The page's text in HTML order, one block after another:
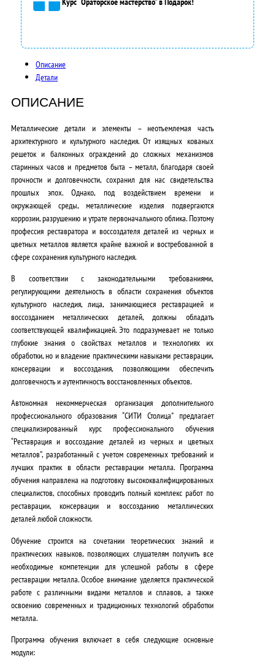
5
0
0
0
,
0
0
₽
.
Описание
Детали
ОПИСАНИЕ
Металлические детали и элементы – неотъемлемая часть
архитектурного и культурного наследия. От изящных кованых
решеток и балконных ограждений до сложных механизмов
старинных часов и предметов быта – металл, благодаря своей
прочности и долговечности, сохранил для нас свидетельства
прошлых эпох. Однако, под воздействием времени и
окружающей среды, металлические изделия подвергаются
коррозии, разрушению и утрате первоначального облика. Поэтому
профессия реставратора и воссоздателя деталей из черных и
цветных металлов является крайне важной и востребованной в
сфере сохранения культурного наследия.
В соответствии с законодательными требованиями,
регулирующими деятельность в области сохранения объектов
культурного наследия, лица, занимающиеся реставрацией и
воссозданием металлических деталей, должны обладать
соответствующей квалификацией. Это подразумевает не только
глубокие знания о свойствах металлов и технологиях их
обработки, но и владение практическими навыками реставрации,
консервации и воссоздания, позволяющими обеспечить
долговечность и аутентичность восстановленных объектов.
Автономная некоммерческая организация дополнительного
профессионального образования “СИТИ Столица” предлагает
специализированный курс профессионального обучения
“Реставрация и воссоздание деталей из черных и цветных
металлов”, разработанный с учетом современных требований и
лучших практик в области реставрации металла. Программа
обучения направлена на подготовку высококвалифицированных
специалистов, способных проводить полный комплекс работ по
реставрации, консервации и воссозданию металлических
деталей любой сложности.
Обучение строится на сочетании теоретических знаний и
практических навыков, позволяющих слушателям получить все
необходимые компетенции для успешной работы в сфере
реставрации металла. Особое внимание уделяется практической
работе с различными видами металлов и сплавов, а также
освоению современных и традиционных технологий обработки
металла.
Программа обучения включает в себя следующие основные
модули: